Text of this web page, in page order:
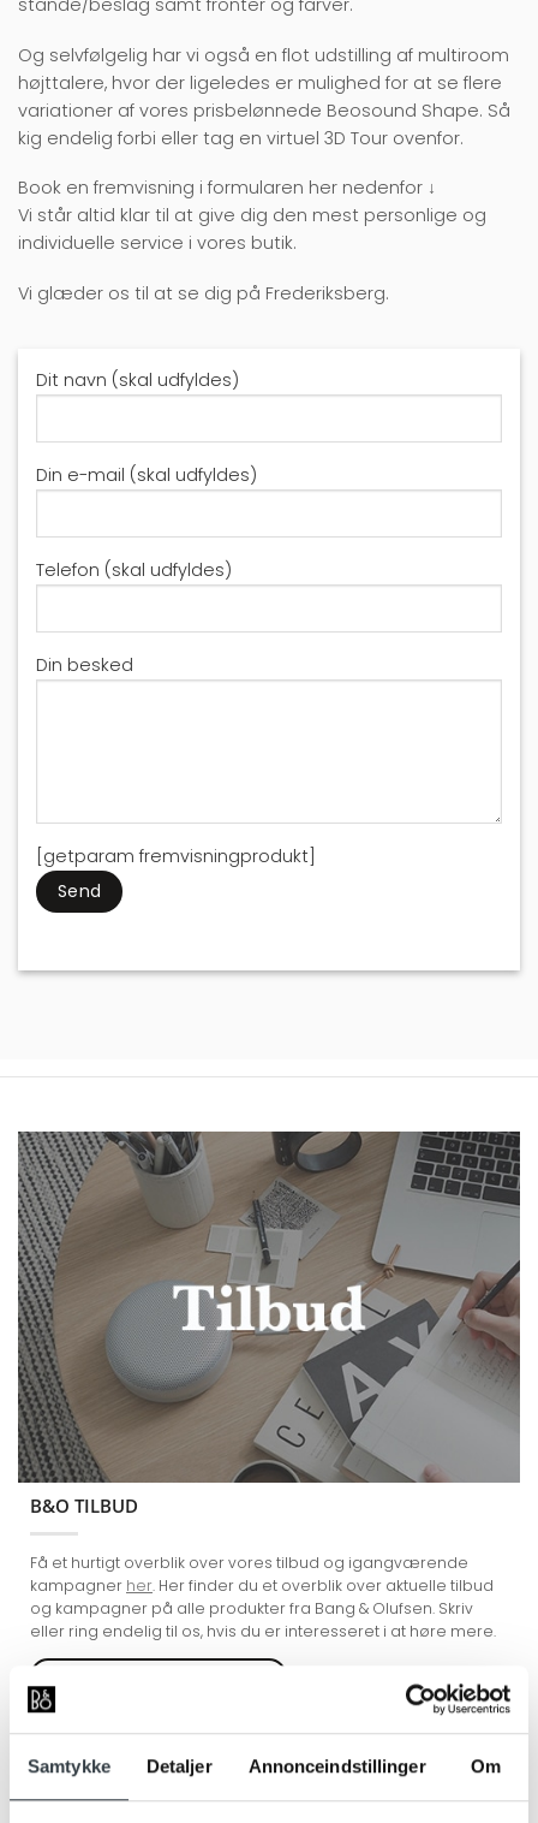
Samtykke Detaljer Annonceindstillinger Om
Og selvfølgelig har vi også en flot udstilling af multiroom
højttalere, hvor der ligeledes er mulighed for at se flere
variationer af vores prisbelønnede Beosound Shape. Så
kig endelig forbi eller tag en virtuel 3D Tour ovenfor.
Book en fremvisning i formularen her nedenfor ↓
Vi står altid klar til at give dig den mest personlige og
individuelle service i vores butik.
Vi glæder os til at se dig på Frederiksberg.
Dit navn (skal udfyldes)
Din e-mail (skal udfyldes)
Telefon (skal udfyldes)
Din besked
[getparam fremvisningprodukt]
B&O TILBUD
Få et hurtigt overblik over vores tilbud og igangværende
kampagner her. Her finder du et overblik over aktuelle tilbud
og kampagner på alle produkter fra Bang & Olufsen. Skriv
eller ring endelig til os, hvis du er interesseret i at høre mere.